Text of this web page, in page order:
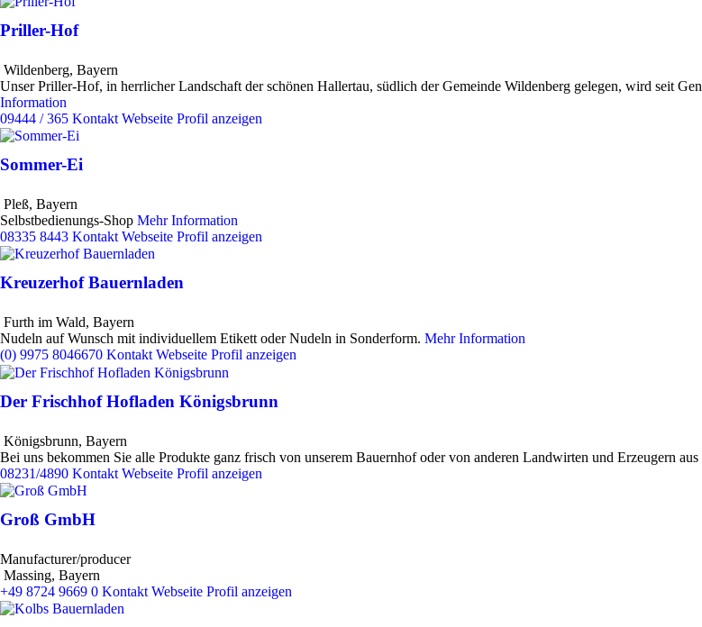
Priller-Hof
Wildenberg, Bayern
Unser Priller-Hof, in herrlicher Landschaft der schönen Hallertau, südlich der Gemeinde Wildenberg gelegen, wird seit
Information
09444 / 365 Kontakt Webseite Profil anzeigen
Sommer-Ei
Pleß, Bayern
Selbstbedienungs-Shop Mehr Information
08335 8443 Kontakt Webseite Profil anzeigen
Kreuzerhof Bauernladen
Furth im Wald, Bayern
Nudeln auf Wunsch mit individuellem Etikett oder Nudeln in Sonderform. Mehr Information
(0) 9975 8046670 Kontakt Webseite Profil anzeigen
Der Frischhof Hofladen Königsbrunn
Königsbrunn, Bayern
Bei uns bekommen Sie alle Produkte ganz frisch von unserem Bauernhof oder von anderen Landwirten und Erzeugern
08231/4890 Kontakt Webseite Profil anzeigen
Groß GmbH
Manufacturer/producer
Massing, Bayern
+49 8724 9669 0 Kontakt Webseite Profil anzeigen